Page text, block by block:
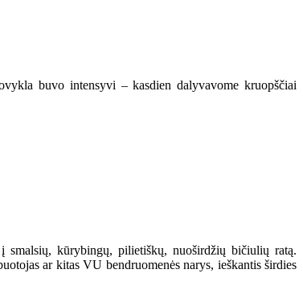
buvo intensyvi – kasdien dalyvavome kruopščiai
smalsių, kūrybingų, pilietiškų, nuoširdžių bičiulių ratą.
ar kitas VU bendruomenės narys, ieškantis širdies